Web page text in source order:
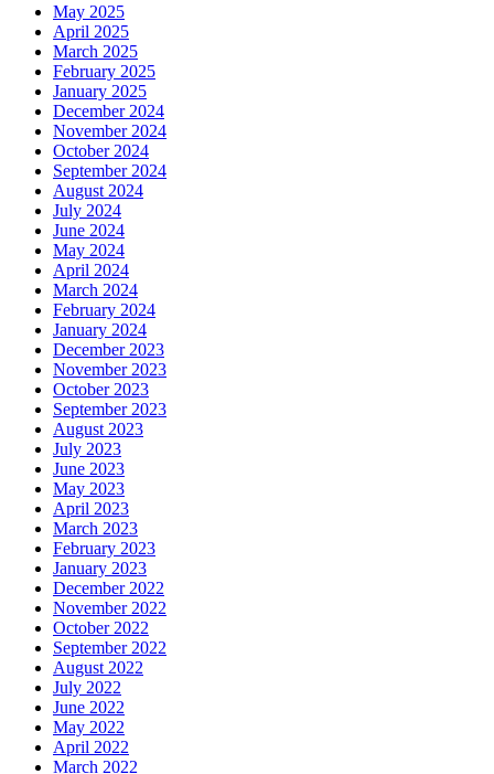
May 2025
April 2025
March 2025
February 2025
January 2025
December 2024
November 2024
October 2024
September 2024
August 2024
July 2024
June 2024
May 2024
April 2024
March 2024
February 2024
January 2024
December 2023
November 2023
October 2023
September 2023
August 2023
July 2023
June 2023
May 2023
April 2023
March 2023
February 2023
January 2023
December 2022
November 2022
October 2022
September 2022
August 2022
July 2022
June 2022
May 2022
April 2022
March 2022